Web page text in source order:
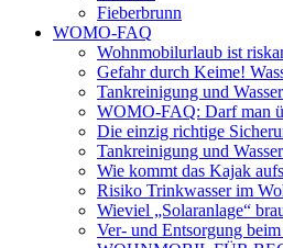
Fieberbrunn
WOMO-FAQ
Wohnmobilurlaub ist
Gefahr durch Keime!
Tankreinigung und
WOMO-FAQ: Darf man
Die einzig richtige
Tankreinigung und
Wie kommt das Kajak
Risiko Trinkwasser im
Wieviel „Solaranlage“
Ver- und Entsorgung